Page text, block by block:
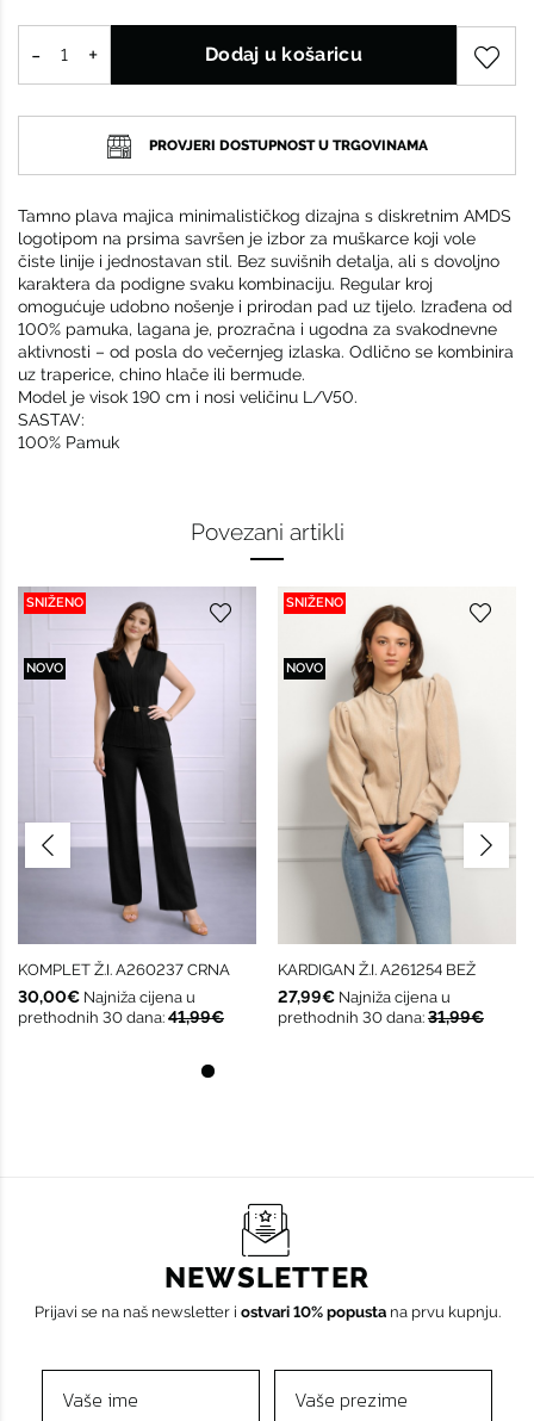
Dodaj u košaricu
PROVJERI DOSTUPNOST U TRGOVINAMA
Tamno plava majica minimalističkog dizajna s diskretnim AMDS
logotipom na prsima savršen je izbor za muškarce koji vole
čiste linije i jednostavan stil. Bez suvišnih detalja, ali s dovoljno
karaktera da podigne svaku kombinaciju. Regular kroj
omogućuje udobno nošenje i prirodan pad uz tijelo. Izrađena od
100% pamuka, lagana je, prozračna i ugodna za svakodnevne
aktivnosti – od posla do večernjeg izlaska. Odlično se kombinira
uz traperice, chino hlače ili bermude.
Model je visok 190 cm i nosi veličinu L/V50.
SASTAV:
100% Pamuk
Povezani artikli
SNIŽENO
NOVO
KOMPLET Ž.I. A260237 CRNA
30,00€ Najniža cijena u
prethodnih 30 dana: 41,99€
SNIŽENO
NOVO
KARDIGAN Ž.I. A261254 BEŽ
27,99€ Najniža cijena u
prethodnih 30 dana: 31,99€
NEWSLETTER
Prijavi se na naš newsletter i ostvari 10% popustana prvu kupnju.